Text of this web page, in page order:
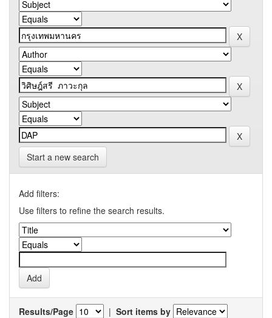
Start a new search
Add filters:
Use filters to refine the search results.
Results/Page | Sort items by